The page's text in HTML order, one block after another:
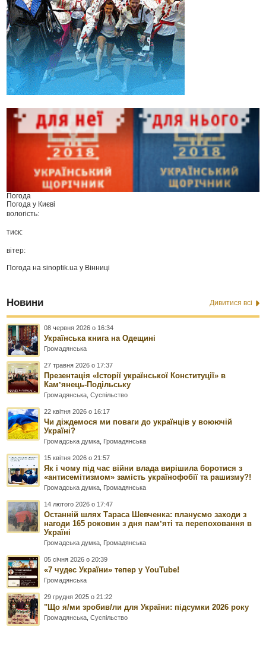
Погода
Погода у Києві
вологість:
тиск:
вітер:
Погода наsinoptik.ua у Вінниці
Новини Дивитися всі
08 червня 2026 о 16:34
Українська книга на Одещині
Громадянська
27 травня 2026 о 17:37
Презентація «Історії української Конституції» в
Камʼянець-Подільську
Громадянська ,Суспільство
22 квітня 2026 о 16:17
Чи діждемося ми поваги до українців у воюючій
Україні?
Громадська думка Громадянська
15 квітня 2026 о 21:57
Як і чому під час війни влада вирішила боротися з
«антисемітизмом» замість українофобії та рашизму?!
Громадська думка Громадянська
14 лютого 2026 о 17:47
Останній шлях Тараса Шевченка: плануємо заходи з
нагоди 165 роковин з дня памʼяті та перепоховання в
Україні
Громадська думка Громадянська
05 січня 2026 о 20:39
«7 чудес України» тепер у YouTube!
Громадянська
29 грудня 2025 о 21:22
"Що я/ми зробив/ли для України: підсумки 2026 року
Громадянська ,Суспільство